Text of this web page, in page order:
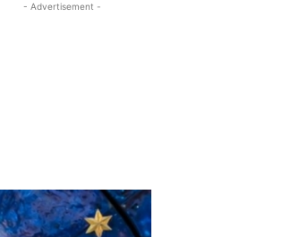
- Advertisement -